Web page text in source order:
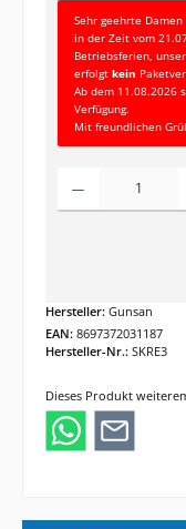
Sehr geehrte Damen
in der Zeit vom
Betriebsferien,
erfolgtkein
Ab dem 11.08.2026
Verfügung.
Mit freundlichen
Produkt Anzahl: Gib
Hersteller: Gunsan
EAN: 8697372031187
Hersteller-Nr.: SKRE3
Dieses Produkt